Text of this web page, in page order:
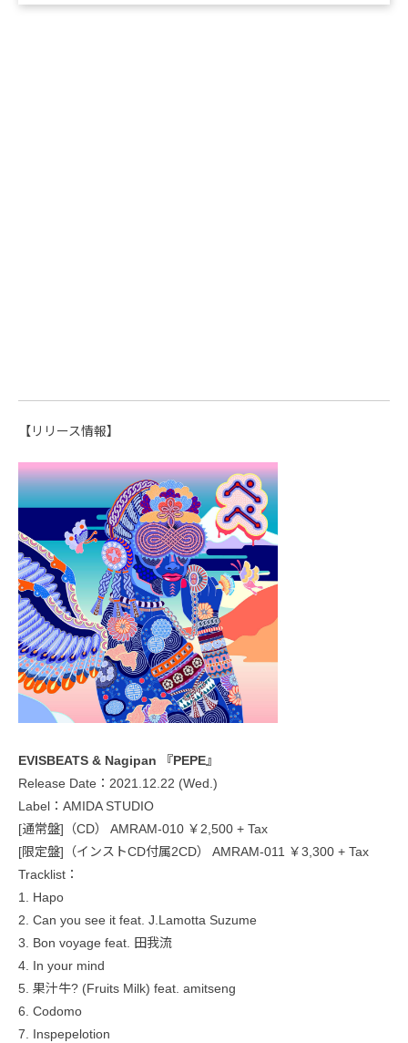
【リリース情報】
EVISBEATS & Nagipan 『PEPE』
Release Date：2021.12.22 (Wed.)
Label：AMIDA STUDIO
[通常盤]（CD） AMRAM-010 ￥2,500 + Tax
[限定盤]（インストCD付属2CD） AMRAM-011 ￥3,300 + Tax
Tracklist：
1. Hapo
2. Can you see it feat. J.Lamotta Suzume
3. Bon voyage feat. 田我流
4. In your mind
5. 果汁牛? (Fruits Milk) feat. amitseng
6. Codomo
7. Inspepelotion